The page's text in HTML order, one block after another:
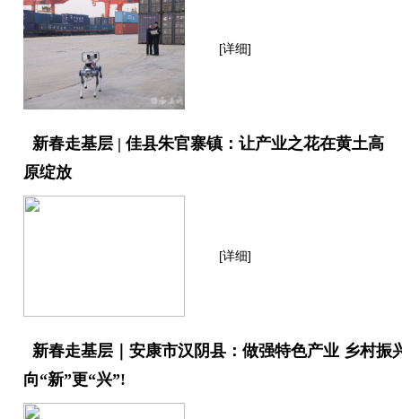
[详细]
新春走基层 | 佳县朱官寨镇：让产业之花在黄土高
原绽放
[详细]
新春走基层｜安康市汉阴县：做强特色产业 乡村振
向“新”更“兴”!